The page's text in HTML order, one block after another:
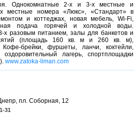
Однокомнатные 2-х и 3-х местные и
х местные номера «Люкс», «Стандарт» в
и коттеджах, новая мебель, Wi-Fi,
подача горячей и холодной воды.
х разовым питанием, залы для банкетов и
(площадь 160 кв. м и 260 кв. м),
брейки, фуршеты, ланчи, коктейли,
лагерь, спортплощадки
www.zatoka-liman.com
пл. Соборная, 12
31